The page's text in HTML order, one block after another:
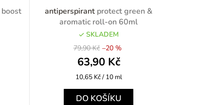
antiperspirant protect green &
aromatic roll-on 60ml
SKLADEM
79,90 Kč
63,90 Kč
–20 %
Měrná
10,65 Kč / 10 ml
DO KOŠÍKU